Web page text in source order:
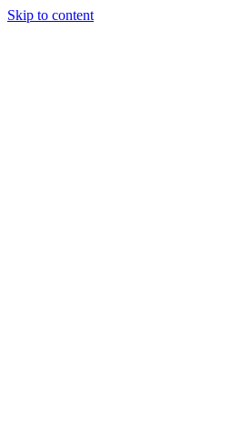
Skip to content